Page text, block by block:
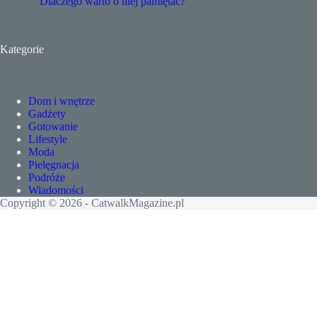
Kategorie
Dom i wnętrze
Gadżety
Gotowanie
Lifestyle
Moda
Pielęgnacja
Podróże
Wiadomości
Copyright © 2026 - CatwalkMagazine.pl